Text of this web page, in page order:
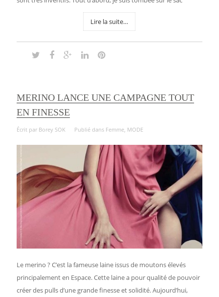
Lire la suite…
MERINO LANCE UNE CAMPAGNE TOUT
EN FINESSE
Écrit par Borey SOK Publié dans Femme, MODE
Le merino ? C’est la fameuse laine issus de moutons élevés
principalement en Espace. Cette laine a pour qualité de pouvoir
créer des pulls d’une grande finesse et solidité. Aujourd’hui,